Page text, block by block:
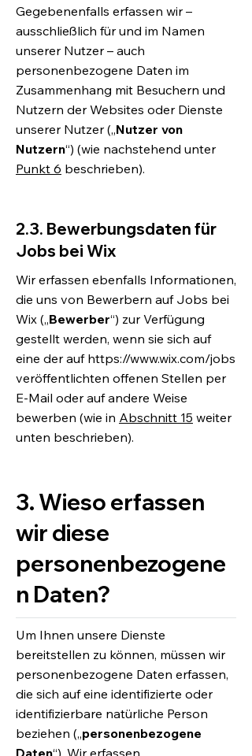
Gegebenenfalls erfassen wir –
ausschließlich für und im Namen
unserer Nutzer – auch
personenbezogene Daten im
Zusammenhang mit Besuchern und
Nutzern der Websites oder Dienste
unserer Nutzer („Nutzer von
Nutzern“) (wie nachstehend unter
Punkt 6 beschrieben).
2.3. Bewerbungsdaten für
Jobs bei Wix
Wir erfassen ebenfalls Informationen,
die uns von Bewerbern auf Jobs bei
Wix („Bewerber“) zur Verfügung
gestellt werden, wenn sie sich auf
eine der auf https://www.wix.com/jobs
veröffentlichten offenen Stellen per
E-Mail oder auf andere Weise
bewerben (wie in Abschnitt 15 weiter
unten beschrieben).
3. Wieso erfassen
wir diese
personenbezogene
n Daten?
Um Ihnen unsere Dienste
bereitstellen zu können, müssen wir
personenbezogene Daten erfassen,
die sich auf eine identifizierte oder
identifizierbare natürliche Person
beziehen („personenbezogene
Daten“). Wir erfassen